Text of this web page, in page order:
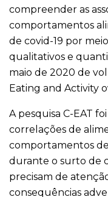
compreender as
comportamentos
de covid-19 por
qualitativos e
maio de 2020 de
Eating and Activity
A pesquisa C-EAT
correlações de
comportamentos
durante o surto de
precisam de
consequências